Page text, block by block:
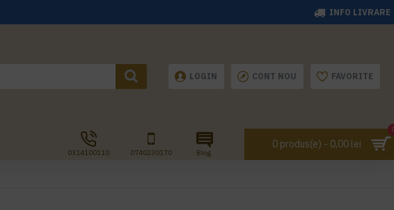
INFO LIVRARE
LOGIN CONT NOU FAVORITE
0314100110 0740230170 Blog
0 produs(e) - 0,00 lei